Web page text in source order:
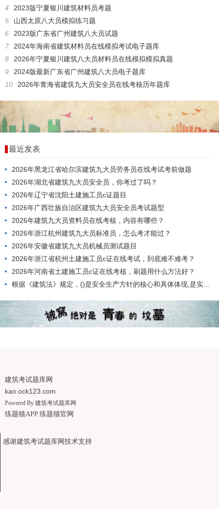
4
2023版宁夏银川建筑材料员考题
5
山西太原八大员模拟练习题
6
2023版广东省广州建筑八大员试题
7
2024年海南省建筑材料员在线模拟考试电子题库
8
2026年宁夏银川建筑八大员材料员在线模拟模拟真题
9
2024版最新广东省广州建筑八大员电子题库
10
2026年青海省建筑九大员安全员在线考核历年题库
最近发表
2026年黑龙江省哈尔滨建筑九大员劳务员在线考试考前做题
2026年湖北省建筑九大员安全员，你考过了吗？
2026年辽宁省沈阳土建施工员c证题目
2026年广西壮族自治区建筑九大员安全员考试题型
2026年建筑九大员资料员在线考核，内容有哪些？
2026年浙江杭州建筑九大员标准员，怎么考才能过？
2026年安徽省建筑九大员机械员测试题目
2026年浙江省杭州土建施工员c证在线考试，到底难不难考？
2026年河南省土建施工员c证在线考核，刷题用什么方法好？
根据《建筑法》规定，()是安全生产方针的核心和具体体现,是实现安全生产的根本途径。
建筑考试题库网
kao.ock123.com
Powered By 建筑考试题库网
练题猫APP 练题猫官网
感谢建筑考试题库网技术支持